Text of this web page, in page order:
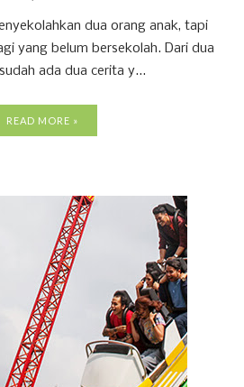
dua orang anak, tapi
yang belum bersekolah. Dari dua
ada dua cerita y...
READ MORE »